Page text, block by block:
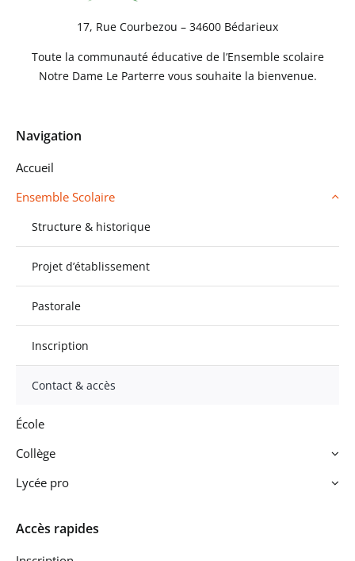
17, Rue Courbezou – 34600 Bédarieux
Toute la communauté éducative de l’Ensemble scolaire
Notre Dame Le Parterre vous souhaite la bienvenue.
Navigation
Accueil
Ensemble Scolaire
Structure & historique
Projet d’établissement
Pastorale
Inscription
Contact & accès
École
Collège
Lycée pro
Accès rapides